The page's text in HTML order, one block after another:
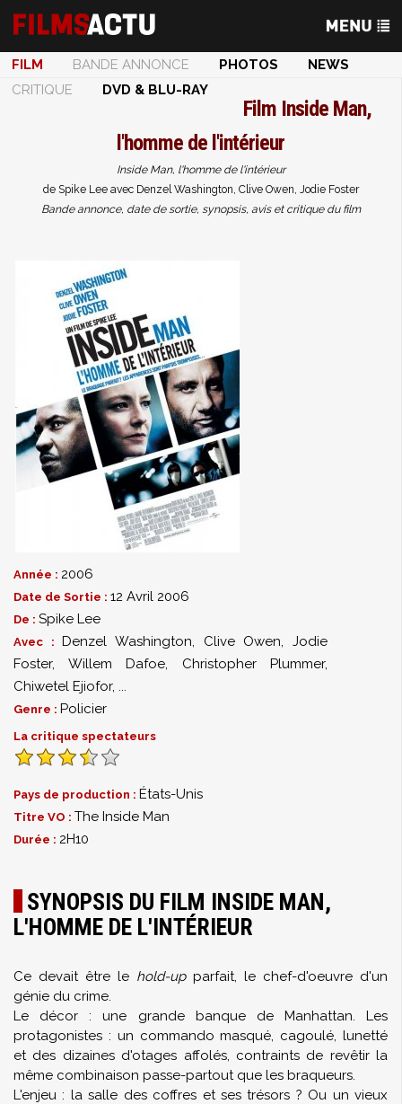
FILM BANDE ANNONCE PHOTOS
NEWS
CRITIQUE
DVD & BLU-RAY
Film Inside Man,
l'homme de l'intérieur
Inside Man, l'homme de l'intérieur
de Spike Lee avec Denzel Washington, Clive Owen, Jodie Foster
Bande annonce, date de sortie, synopsis, avis et critique du film
Année : 2006
Date de Sortie : 12 Avril 2006
De : Spike Lee
Avec : Denzel Washington, Clive Owen,Jodie
Foster, Willem Dafoe, Christopher Plummer,
Chiwetel Ejiofor, ...
Genre : Policier
La critique spectateurs
Pays de production : États-Unis
Titre VO : The Inside Man
Durée : 2H10
SYNOPSIS DU FILM INSIDE MAN,
L'HOMME DE L'INTÉRIEUR
Ce devait être le hold-upparfait, le chef-d'oeuvre d'un
génie du crime.
Le décor : une grande banque de Manhattan. Les
protagonistes : un commando masqué, cagoulé, lunetté
et des dizaines d'otages affolés, contraints de revêtir la
même combinaison passe-partout que les braqueurs.
L'enjeu : la salle des coffres et ses trésors ? Ou un vieux